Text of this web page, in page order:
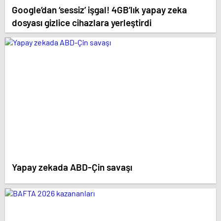
Google’dan ‘sessiz’ işgal! 4GB’lık yapay zeka
dosyası gizlice cihazlara yerleştirdi
Yapay zekada ABD-Çin savaşı